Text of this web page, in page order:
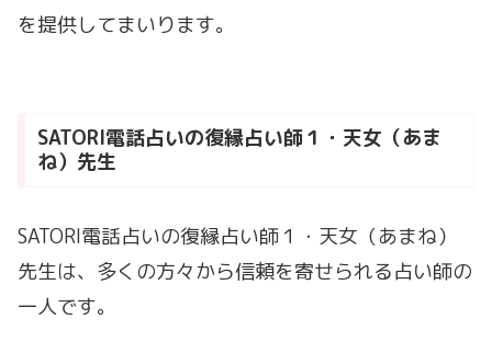
を提供してまいります。
SATORI電話占いの復縁占い師１・天女（あま
ね）先生
SATORI電話占いの復縁占い師１・天女（あまね）
先生は、多くの方々から信頼を寄せられる占い師の
一人です。